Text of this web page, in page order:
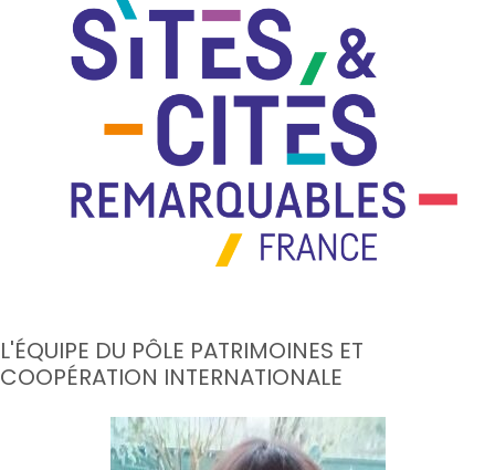
L'ÉQUIPE DU PÔLE PATRIMOINES ET
COOPÉRATION INTERNATIONALE​